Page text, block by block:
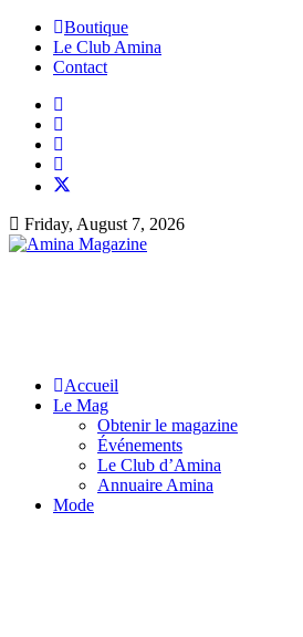
Boutique
Le Club Amina
Contact
Friday, August 7, 2026
Accueil
Le Mag
Obtenir le magazine
Événements
Le Club d’Amina
Annuaire Amina
Mode